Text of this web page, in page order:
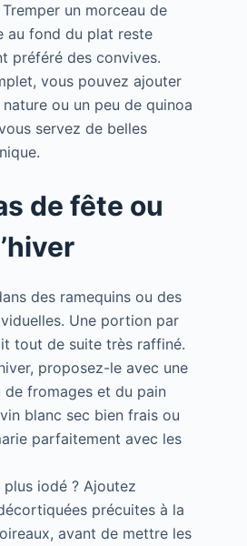
un morceau de
au fond du plat reste
préféré des convives.
vous pouvez ajouter
ou un peu de quinoa
servez de belles
de fête ou
des ramequins ou des
Une portion par
tout de suite très raffiné.
proposez-le avec une
de fromages et du pain
blanc sec bien frais ou
parfaitement avec les
plus iodé ? Ajoutez
précuites à la
avant de mettre les